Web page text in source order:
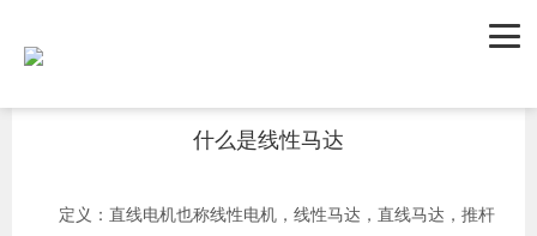
什么是线性马达
定义：直线电机也称线性电机，线性马达，直线马达，推杆